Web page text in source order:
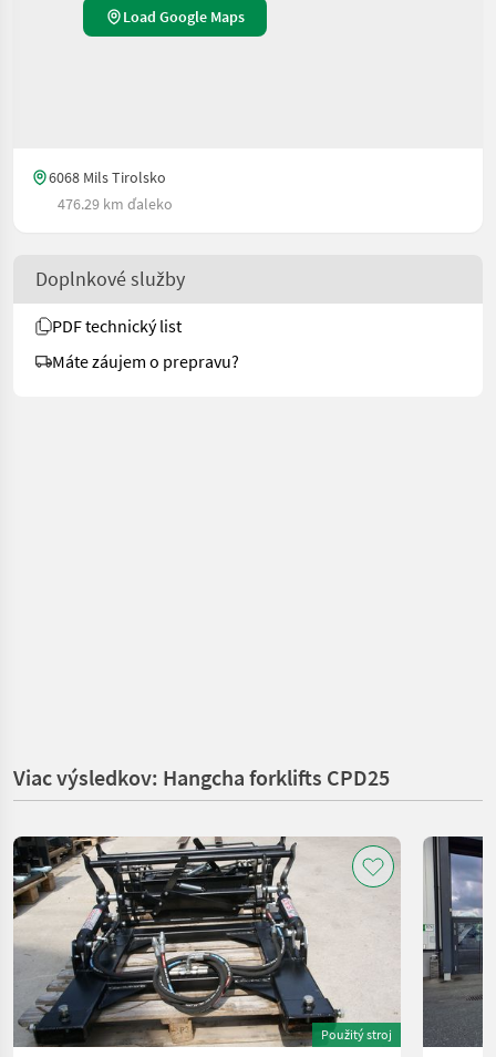
Load Google Maps
6068 Mils Tirolsko
476.29 km ďaleko
Doplnkové služby
PDF technický list
Máte záujem o prepravu?
Viac výsledkov: Hangcha forklifts CPD25
Použitý stroj